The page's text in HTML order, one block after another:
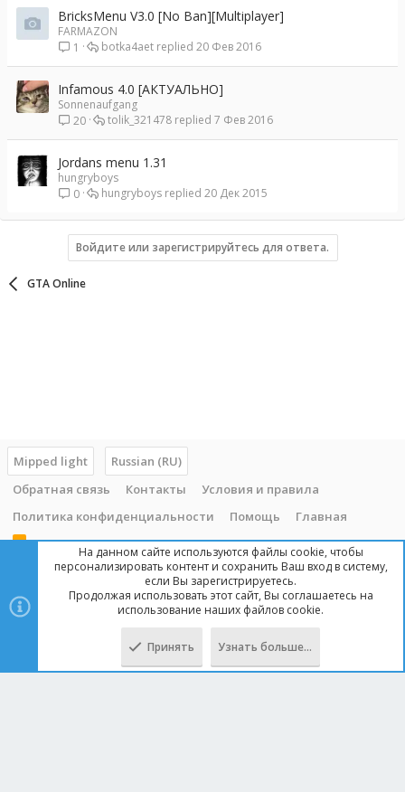
BricksMenu V3.0 [No Ban][Multiplayer]
FARMAZON
1
20 Фев 2016
botka4aet
Infamous 4.0 [АКТУАЛЬНО]
Sonnenaufgang
20
7 Фев 2016
tolik_321478
Jordans menu 1.31
hungryboys
0
20 Дек 2015
hungryboys
Войдите или зарегистрируйтесь для ответа.
GTA Online
Mipped light
Russian (RU)
Обратная связь
Контакты
Условия и правила
Политика конфиденциальности
Помощь Главная
R
Copyright © 2014 - 2025, mipped.com. Все права защищены. При
копировании материала с сайта, обратная ссылка обязательна!
На данном сайте используются файлы cookie, чтобы
персонализировать контент и сохранить Ваш вход в систему,
если Вы зарегистрируетесь.
Продолжая использовать этот сайт, Вы соглашаетесь на
использование наших файлов cookie.
Принять Узнать больше…